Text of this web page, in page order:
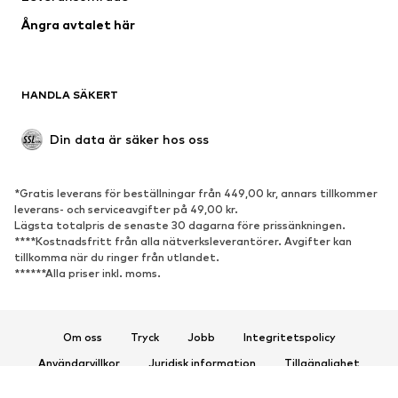
Badkläder
Upcycling
Populärt
Sneakers
Stövletter
Pumps & högklackade skor
Stövlar
Sandaler
Pantoletter
Inneskor
Exklusiv
Ångra avtalet här
HANDLA SÄKERT
Din data är säker hos oss
*Gratis leverans för beställningar från 449,00 kr, annars tillkommer
leverans- och serviceavgifter på 49,00 kr.
Lägsta totalpris de senaste 30 dagarna före prissänkningen.
****Kostnadsfritt från alla nätverksleverantörer. Avgifter kan
tillkomma när du ringer från utlandet.
******Alla priser inkl. moms.
Om oss Tryck Jobb
Integritetspolicy
Användarvillkor
Juridisk information
Tillgänglighet